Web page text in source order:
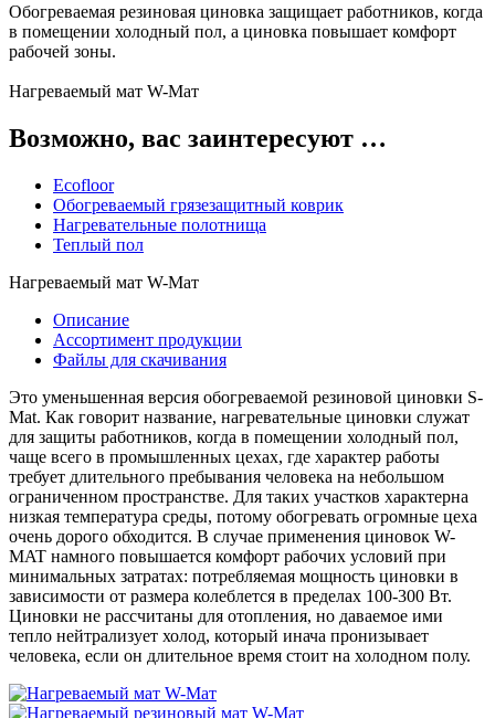
Обогреваемая резиновая циновка защищает работников, когда
в помещении холодный пол, а циновка повышает комфорт
рабочей зоны.
Нагреваемый мат W-Maт
Возможно, вас заинтересуют …
Ecofloor
Обогреваемый грязезащитный коврик
Нагревательные полотнища
Теплый пол
Нагреваемый мат W-Maт
Описание
Aссортимент продукции
Файлы для скачивания
Это уменьшенная версия обогреваемой резиновой циновки S-
Mat. Как говорит название, нагревательные циновки служат
для защиты работников, когда в помещении холодный пол,
чаще всего в промышленных цехах, где характер работы
требует длительного пребывания человека на небольшом
ограниченном пространстве. Для таких участков характерна
низкая температура среды, потому обогревать огромные цеха
очень дорого обходится. В случае применения циновок W-
MAT намного повышается комфорт рабочих условий при
минимальных затратах: потребляемая мощность циновки в
зависимости от размера колеблется в пределах 100-300 Вт.
Циновки не рассчитаны для отопления, но даваемое ими
тепло нейтрализует холод, который инача пронизывает
человека, если он длительное время стоит на холодном полу.